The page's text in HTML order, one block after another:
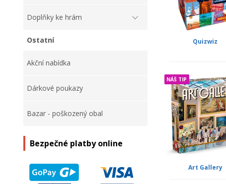
Doplňky ke hrám
Ostatní
Akční nabídka
Dárkové poukazy
Bazar - poškozený obal
Bezpečné platby online
Quizwiz
NÁŠ TIP
Art Gallery